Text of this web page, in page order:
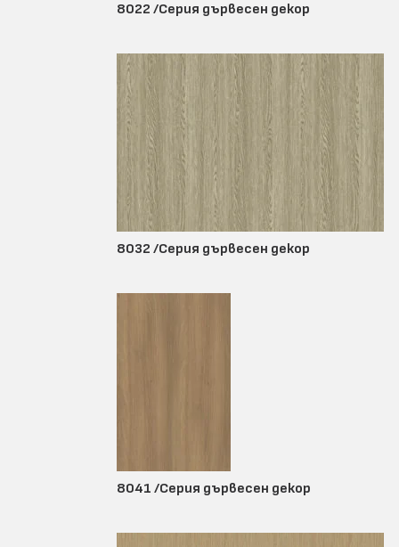
8022 /Серия дървесен декор
8032 /Серия дървесен декор
8041 /Серия дървесен декор